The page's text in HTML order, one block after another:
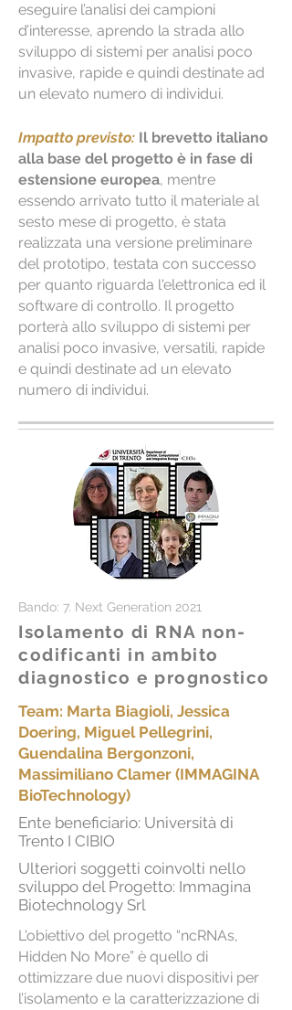
eseguire l’analisi dei campioni
d’interesse, aprendo la strada allo
sviluppo di sistemi per analisi poco
invasive, rapide e quindi destinate ad
un elevato numero di individui.
Impatto previsto: Il brevetto italiano
alla base del progetto è in fase di
estensione europea, mentre
essendo arrivato tutto il materiale al
sesto mese di progetto, è stata
realizzata una versione preliminare
del prototipo, testata con successo
per quanto riguarda l'elettronica ed il
software di controllo. Il progetto
porterà allo sviluppo di sistemi per
analisi poco invasive, versatili, rapide
e quindi destinate ad un elevato
numero di individui.
Bando: 7. Next Generation 2021
Isolamento di RNA non-
codificanti in ambito
diagnostico e prognostico
Team: Marta Biagioli, Jessica
Doering, Miguel Pellegrini,
Guendalina Bergonzoni,
Massimiliano Clamer (IMMAGINA
BioTechnology)
Ente beneficiario: Università di
Trento I CIBIO
Ulteriori soggetti coinvolti nello
sviluppo del Progetto: Immagina
Biotechnology Srl
L'obiettivo del progetto “ncRNAs,
Hidden No More” è quello di
ottimizzare due nuovi dispositivi per
l’isolamento e la caratterizzazione di